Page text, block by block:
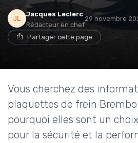
Jacques Leclerc
Rédacteur en chef
29 novembre
Partager cette page
Vous cherchez des
plaquettes de frein Brembo
pourquoi elles sont un
pour la sécurité et la